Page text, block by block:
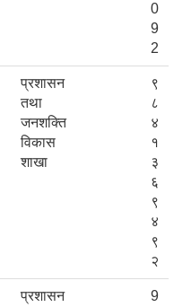
0
9
2
प्रशासन
तथा
जनशक्ति
विकास
शाखा
९
८
४
१
३
६
९
४
९
२
प्रशासन
9